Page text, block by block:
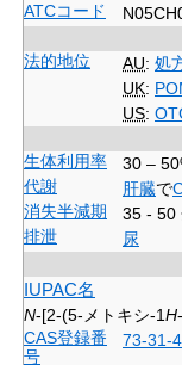
ATCコード
法的地位
AU: 処
UK:
US:
生体利用率
30 –
代謝
肝臓で
消失半減期
35 - 50
排泄
尿
IUPAC名
N-[2-(5-メトキシ-1H
CAS登録番
号
73-31-4